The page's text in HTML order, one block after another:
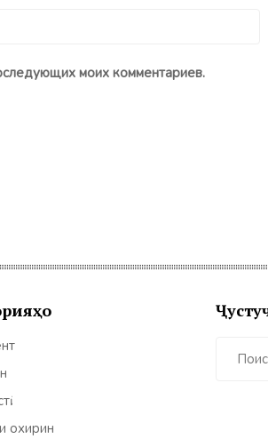
моих комментариев.
охирин